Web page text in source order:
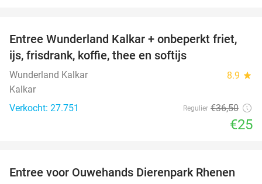
32%
Entree Wunderland Kalkar + onbeperkt friet,
ijs, frisdrank, koffie, thee en softijs
Wunderland Kalkar 8.9 star
Kalkar
Verkocht: 27.751
Regulier €36,50
€25
19%
Entree voor Ouwehands Dierenpark Rhenen